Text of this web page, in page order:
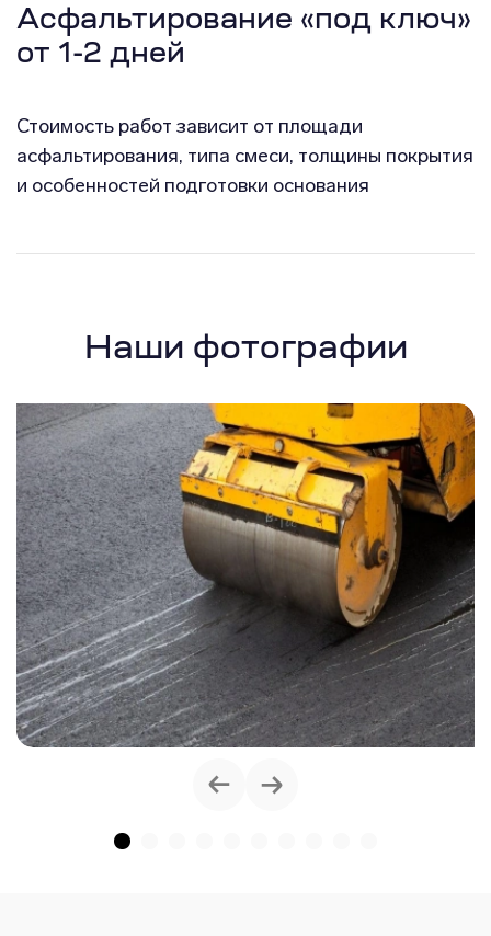
Асфальтирование «под ключ»
от 1-2 дней
Стоимость работ зависит от площади
асфальтирования, типа смеси, толщины покрытия
и особенностей подготовки основания
Наши фотографии